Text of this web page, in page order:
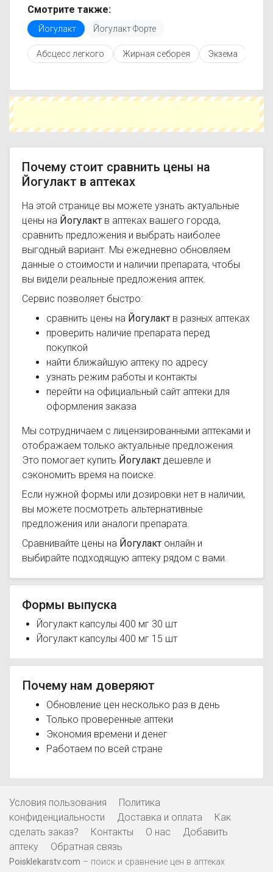
только актуальные данные.
Перед покупкой рекомендуется ознакомиться с
инструкцией по применению, показаниями и
противопоказаниями. При необходимости вы
можете подобрать аналоги Йогулакт с
Чтобы купить Йогулакт в ближайшей аптеке,
укажите свой город и сравните предложения.
оптимальный вариант по цене и наличию.
Смотрите также:
Йогулакт Йогулакт Форте
Абсцесс легкого Жирная себорея Экзема
Почему стоит сравнить цены на
Йогулакт в аптеках
На этой странице вы можете узнать актуальные
цены на Йогулакт в аптеках вашего города,
сравнить предложения и выбрать наиболее
выгодный вариант. Мы ежедневно обновляем
данные о стоимости и наличии препарата, чтобы
вы видели реальные предложения аптек.
Сервис позволяет быстро:
сравнить цены на Йогулакт в разных аптеках
проверить наличие препарата перед
покупкой
найти ближайшую аптеку по адресу
узнать режим работы и контакты
перейти на официальный сайт аптеки для
оформления заказа
Мы сотрудничаем с лицензированными аптеками и
отображаем только актуальные предложения.
Это помогает купить Йогулакт дешевле и
сэкономить время на поиске.
Если нужной формы или дозировки нет в наличии,
вы можете посмотреть альтернативные
предложения или аналоги препарата.
Сравнивайте цены на Йогулакт онлайн и
выбирайте подходящую аптеку рядом с вами.
Формы выпуска
Йогулакт капсулы 400 мг 30 шт
Йогулакт капсулы 400 мг 15 шт
Почему нам доверяют
Обновление цен несколько раз в день
Только проверенные аптеки
Экономия времени и денег
Работаем по всей стране
Условия пользования
Политика
конфиденциальности
Доставка и оплата
Как
сделать заказ?
Контакты О нас
Добавить
аптеку
Обратная связь
Poisklekarstv.com – поиск и сравнение цен в аптеках